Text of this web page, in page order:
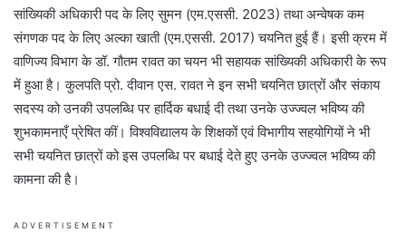
सांख्यिकी अधिकारी पद के लिए सुमन (एम.एससी. 2023) तथा अन्वेषक कम
संगणक पद के लिए अल्का खाती (एम.एससी. 2017) चयनित हुई हैं। इसी क्रम में
वाणिज्य विभाग के डॉ. गौतम रावत का चयन भी सहायक सांख्यिकी अधिकारी के रूप
में हुआ है। कुलपति प्रो. दीवान एस. रावत ने इन सभी चयनित छात्रों और संकाय
सदस्य को उनकी उपलब्धि पर हार्दिक बधाई दी तथा उनके उज्ज्वल भविष्य की
शुभकामनाएँ प्रेषित कीं। विश्वविद्यालय के शिक्षकों एवं विभागीय सहयोगियों ने भी
सभी चयनित छात्रों को इस उपलब्धि पर बधाई देते हुए उनके उज्ज्वल भविष्य की
कामना की है।
ADVERTISEMENT